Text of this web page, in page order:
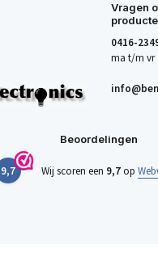
Vragen
0416-
ma t/m vr
Beoordelingen
9,7 Wij scoren een 9,7op